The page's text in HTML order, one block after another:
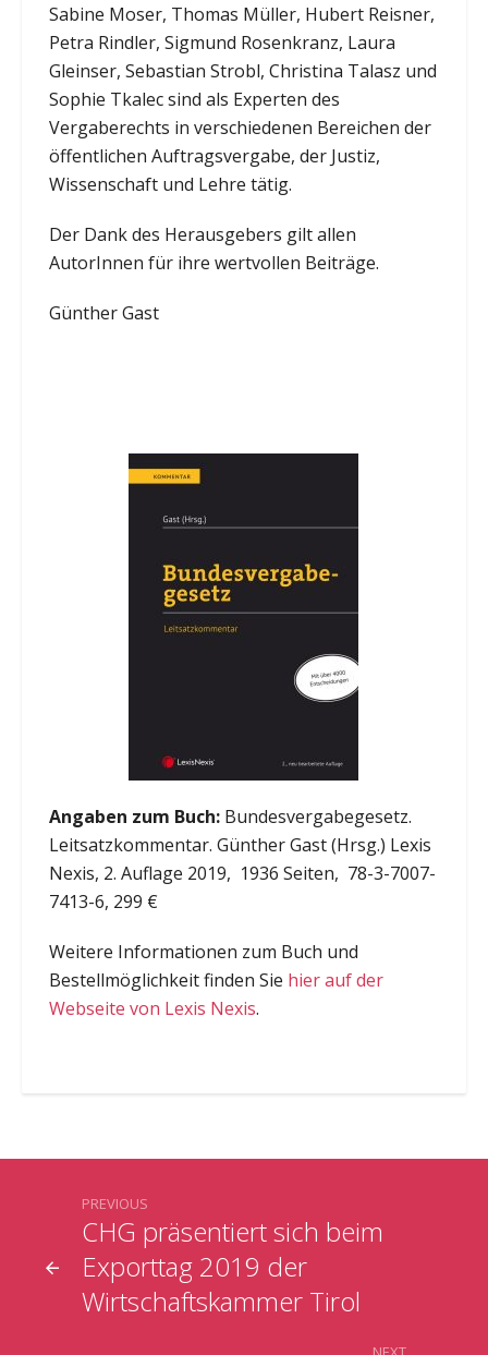
Sabine Moser, Thomas Müller, Hubert Reisner,
Petra Rindler, Sigmund Rosenkranz, Laura
Gleinser, Sebastian Strobl, Christina Talasz und
Sophie Tkalec sind als Experten des
Vergaberechts in verschiedenen Bereichen der
öffentlichen Auftragsvergabe, der Justiz,
Wissenschaft und Lehre tätig.
Der Dank des Herausgebers gilt allen
AutorInnen für ihre wertvollen Beiträge.
Günther Gast
Angaben zum Buch: Bundesvergabegesetz.
Leitsatzkommentar. Günther Gast (Hrsg.) Lexis
Nexis, 2. Auflage 2019, 1936 Seiten, 78-3-7007-
7413-6, 299 €
Weitere Informationen zum Buch und
Bestellmöglichkeit finden Sie hier auf der
Webseite von Lexis Nexis.
CHG präsentiert sich beim
Exporttag 2019 der
Wirtschaftskammer Tirol
PREVIOUS